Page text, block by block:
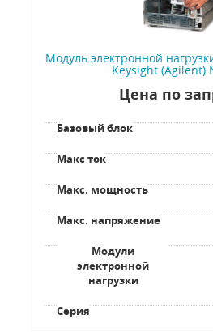
Модуль электронной
Keysight (Agilent)
Цена по
Базовый блок
Макс ток
Макс. мощность
Макс. напряжение
Модули
электронной
нагрузки
Серия